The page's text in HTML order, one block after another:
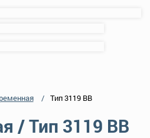
Тип 3119 ВВ
/ Тип 3119 ВВ